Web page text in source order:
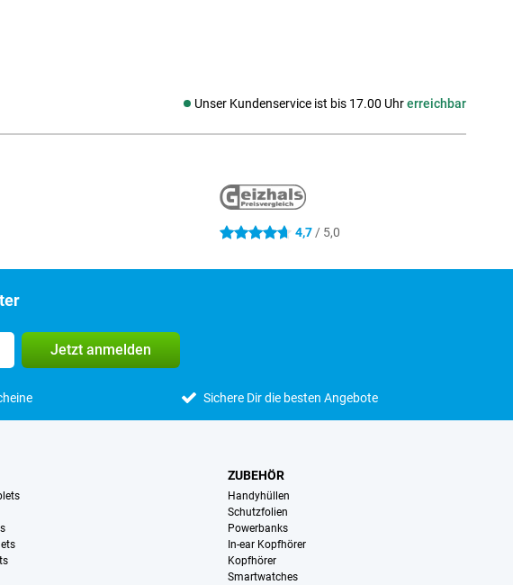
Unser Kundenservice ist bis 17.00 Uhrerreichbar
Social media
4.7 Sterne 4,7 / 5,0
Jetzt anmelden
Sichere Dir die besten Angebote
ZUBEHÖR
Handyhüllen
Schutzfolien
Powerbanks
In-ear Kopfhörer
Kopfhörer
Smartwatches